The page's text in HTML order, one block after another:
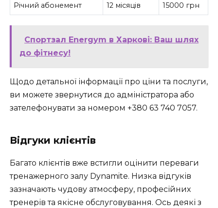
Річний абонемент 12 місяців 15000 грн
Спортзал Energym в Харкові: Ваш шлях
до фітнесу!
Щодо детальної інформації про ціни та послуги,
ви можете звернутися до адміністратора або
зателефонувати за номером +380 63 740 7057.
Відгуки клієнтів
Багато клієнтів вже встигли оцінити переваги
тренажерного залу Dynamite. Низка відгуків
зазначають чудову атмосферу, професійних
тренерів та якісне обслуговування. Ось деякі з